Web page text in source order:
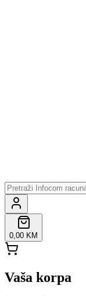
0,00 KM
Vaša korpa